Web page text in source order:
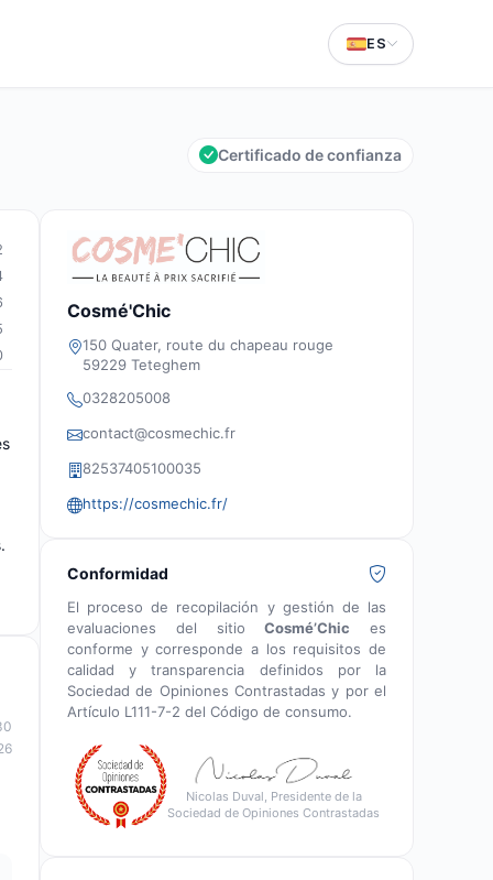
ES
Certificado de confianza
Cosmé'Chic
150 Quater, route du chapeau rouge
59229 Teteghem
0328205008
contact@cosmechic.fr
82537405100035
https://cosmechic.fr/
Conformidad
El proceso de recopilación y gestión de las
evaluaciones del sitioCosmé’Chic es
conforme y corresponde a los requisitos de
calidad y transparencia definidos por la
Sociedad de Opiniones Contrastadas y por el
Artículo L111-7-2 del Código de consumo.
Nicolas Duval, Presidente de la
Sociedad de Opiniones Contrastadas